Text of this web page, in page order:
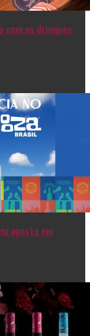
com os drinques
aposta em